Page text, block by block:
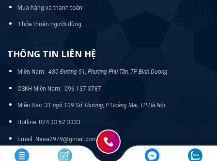
Mua hàng và thanh toán
Thỏa thuận người dùng
THÔNG TIN LIÊN HỆ
Miền Nam: 480 Đường 51, Phường Phú Tân, TP Bình Dương
CSKH Miền Nam: 096 137 3787
Miền Bắc: 31 ngõ 109 Sở Thượng, P Hoàng Mai, TP Hà Nội
Hotline: 024 33 52 3333
Email: Nasa2979@gmail.com